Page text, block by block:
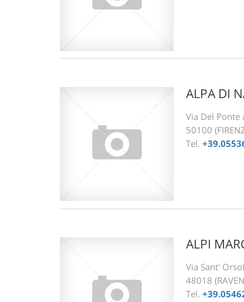
ALPA DI
Via Del Ponte
50100
Tel.
ALPI
Via Sant'
48018
Tel.